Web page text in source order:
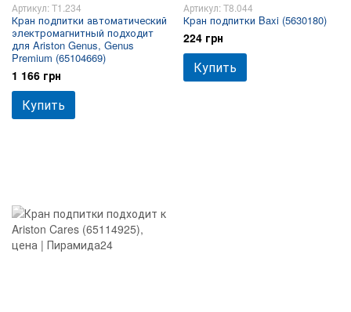
Артикул: T1.234
Кран подпитки автоматический
электромагнитный подходит
для Ariston Genus, Genus
Premium (65104669)
1 166 грн
Купить
Артикул: T8.044
Кран подпитки Baxi (5630180)
224 грн
Купить